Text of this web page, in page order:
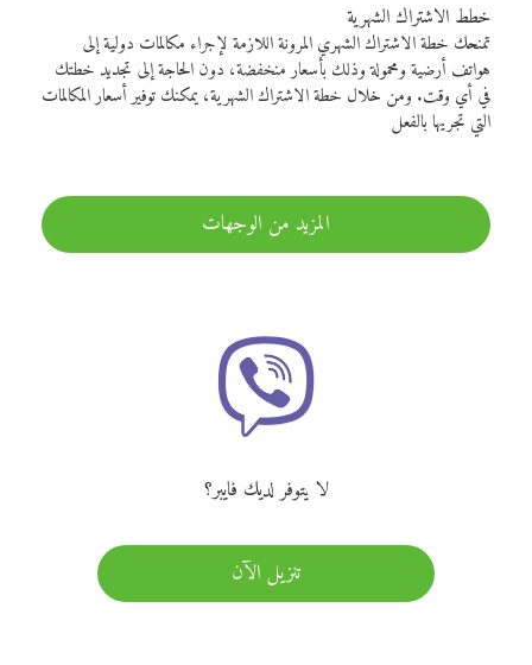
خطط الاشتراك الشهرية
تمنحك خطة الاشتراك الشهري المرونة اللازمة لإجراء مكالمات دولية إلى
هواتف أرضية ومحمولة وذلك بأسعار منخفضة، دون الحاجة إلى تجديد خطتك
في أي وقت. ومن خلال خطة الاشتراك الشهرية، يمكنك توفير أسعار المكالمات
التي تجريها بالفعل
المزيد من الوجهات
لا يتوفر لديك فايبر؟
تنزيل الآن